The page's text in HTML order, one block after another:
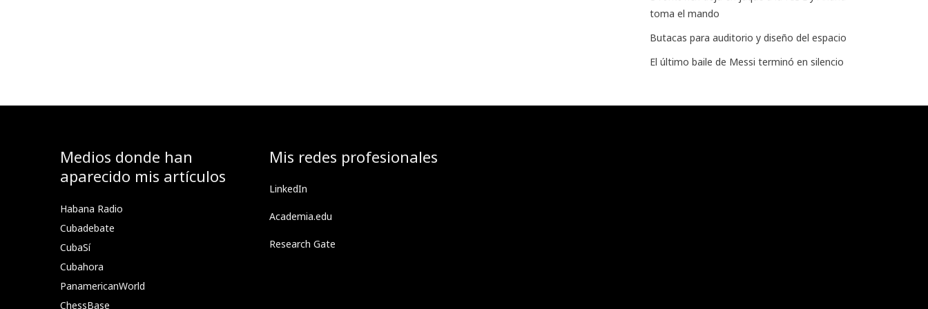
toma el mando
Butacas para auditorio y diseño del espacio
El último baile de Messi terminó en silencio
Medios donde han
aparecido mis artículos
Habana Radio
Cubadebate
CubaSí
Cubahora
PanamericanWorld
ChessBase
Mis redes profesionales
LinkedIn
Academia.edu
Research Gate